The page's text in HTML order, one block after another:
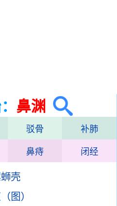
鼻渊
驳骨 补肺
鼻痔 闭经
壳
图）